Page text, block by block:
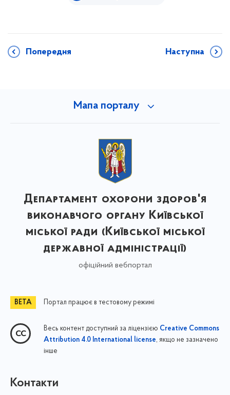
Попередня Наступна
Мапа порталу
Департамент охорони здоров'я
виконавчого органу Київської
міської ради (Київської міської
державної адміністрації)
офіційний вебпортал
Портал працює в тестовому режимі
Весь контент доступний за ліцензією Creative Commons
Attribution 4.0 International license, якщо не зазначено
інше
Контакти